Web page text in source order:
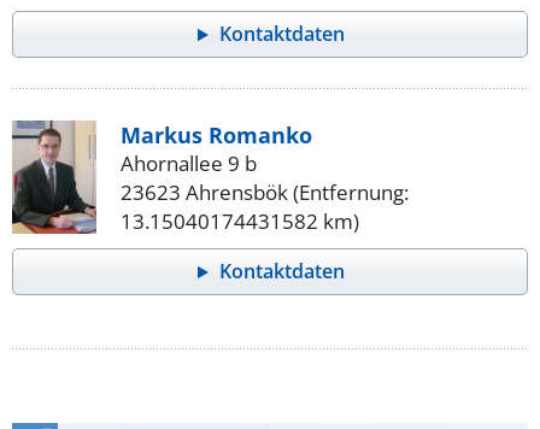
Kontaktdaten
Markus Romanko
Ahornallee 9 b
23623 Ahrensbök (Entfernung:
13.15040174431582 km)
Kontaktdaten